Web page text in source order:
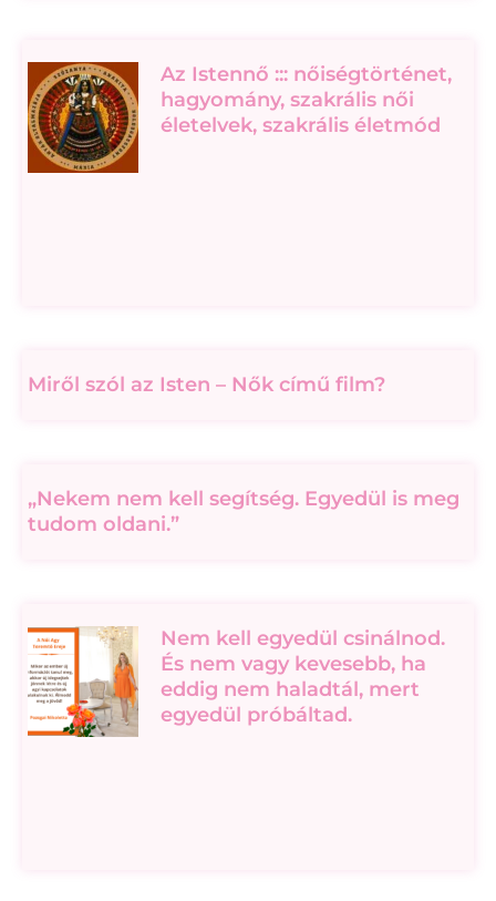
Az Istennő ::: nőiségtörténet,
hagyomány, szakrális női
életelvek, szakrális életmód
Miről szól az Isten – Nők című film?
„Nekem nem kell segítség. Egyedül is meg
tudom oldani.”
Nem kell egyedül csinálnod.
És nem vagy kevesebb, ha
eddig nem haladtál, mert
egyedül próbáltad.